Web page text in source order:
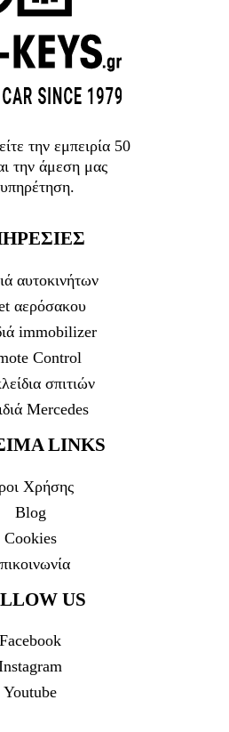
την εμπειρία 50
την άμεση μας
αυτοκινήτων
αερόσακου
immobilizer
Control
σπιτιών
Mercedes
LINKS
Χρήσης
Blog
Cookies
US
Facebook
Youtube